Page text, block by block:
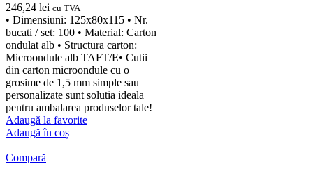
246,24 lei cu TVA
• Dimensiuni: 125x80x115 • Nr.
bucati / set: 100 • Material: Carton
ondulat alb • Structura carton:
Microondule alb TAFT/E• Cutii
din carton microondule cu o
grosime de 1,5 mm simple sau
personalizate sunt solutia ideala
pentru ambalarea produselor tale!
Adaugă la favorite
Adaugă în coș
Compară